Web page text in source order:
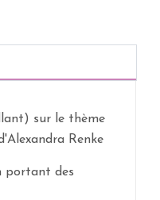
sur le thème
Renke
portant des